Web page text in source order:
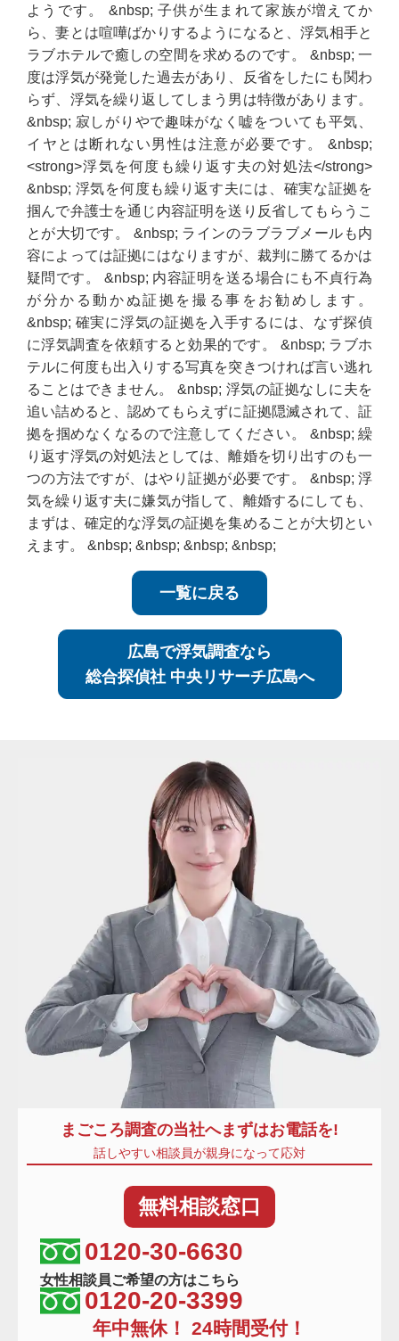
ようです。 &nbsp; 子供が生まれて家族が増えてか
ら、妻とは喧嘩ばかりするようになると、浮気相手と
ラブホテルで癒しの空間を求めるのです。 &nbsp; 一
度は浮気が発覚した過去があり、反省をしたにも関わ
らず、浮気を繰り返してしまう男は特徴があります。
&nbsp; 寂しがりやで趣味がなく嘘をついても平気、
イヤとは断れない男性は注意が必要です。 &nbsp;
<strong>浮気を何度も繰り返す夫の対処法</strong>
&nbsp; 浮気を何度も繰り返す夫には、確実な証拠を
掴んで弁護士を通じ内容証明を送り反省してもらうこ
とが大切です。 &nbsp; ラインのラブラブメールも内
容によっては証拠にはなりますが、裁判に勝てるかは
疑問です。 &nbsp; 内容証明を送る場合にも不貞行為
が分かる動かぬ証拠を撮る事をお勧めします。
&nbsp; 確実に浮気の証拠を入手するには、なず探偵
に浮気調査を依頼すると効果的です。 &nbsp; ラブホ
テルに何度も出入りする写真を突きつければ言い逃れ
ることはできません。 &nbsp; 浮気の証拠なしに夫を
追い詰めると、認めてもらえずに証拠隠滅されて、証
拠を掴めなくなるので注意してください。 &nbsp; 繰
り返す浮気の対処法としては、離婚を切り出すのも一
つの方法ですが、はやり証拠が必要です。 &nbsp; 浮
気を繰り返す夫に嫌気が指して、離婚するにしても、
まずは、確定的な浮気の証拠を集めることが大切とい
えます。 &nbsp; &nbsp; &nbsp; &nbsp;
一覧に戻る
広島で浮気調査なら
総合探偵社 中央リサーチ広島へ
まごころ調査の当社へまずはお電話を!
話しやすい相談員が親身になって応対
無料相談窓口
0120-30-6630
女性相談員ご希望の方はこちら
0120-20-3399
年中無休！ 24時間受付！